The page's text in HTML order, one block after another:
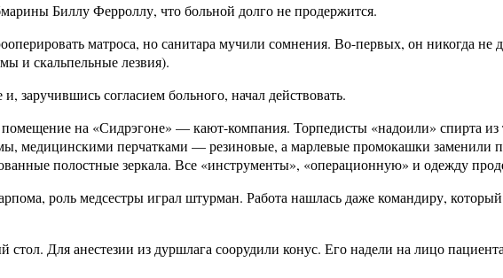
Биллу Ферроллу, что больной долго не продержится.
матроса, но санитара мучили сомнения. Во-первых, он никогда
и скальпельные лезвия).
заручившись согласием больного, начал действовать.
на «Сидрэгоне» — кают-компания. Торпедисты «надоили» спирта
медицинскими перчатками — резиновые, а марлевые промокашки заменили
полостные зеркала. Все «инструменты», «операционную» и одежду
роль медсестры играл штурман. Работа нашлась даже командиру,
Для анестезии из дуршлага соорудили конус. Его надели на лицо